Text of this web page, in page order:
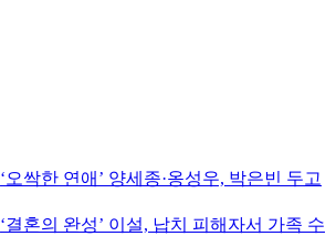
‘오싹한 연애’ 양세종·옹성우, 박은빈 두고
‘결혼의 완성’ 이설, 납치 피해자서 가족 수